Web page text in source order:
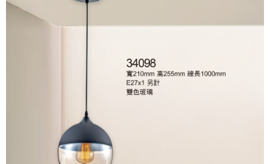
https://aftee.tw/terms/#terms3
３．未成年的使用者請事先徵得法定代理人或監護人之同意方可使用
４．使用「AFTEE先享後付」時，將依據個別帳號之用戶狀況，依本公司即
時審查核予不同之上限額度；若仍有額度不足之情形，本公司將視審查結果
５．嚴禁一人註冊多個帳號或使用他人資訊註冊。若發現惡意使用之情形，
恩沛科技股份有限公司將有權停止該用戶之使用額度並採取法律行動。